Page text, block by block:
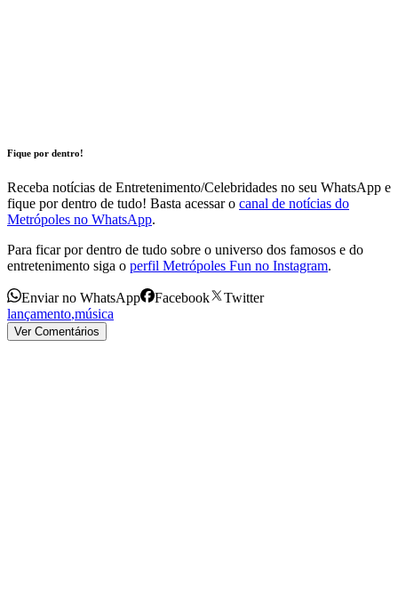
Fique por dentro!
Receba notícias de Entretenimento/Celebridades no seu WhatsApp e
fique por dentro de tudo! Basta acessar o canal de notícias do
Metrópoles no WhatsApp.
Para ficar por dentro de tudo sobre o universo dos famosos e do
entretenimento siga o perfil Metrópoles Fun no Instagram.
Enviar no WhatsApp Facebook
Twitter
lançamento,música
Ver Comentários